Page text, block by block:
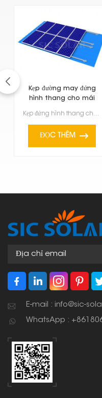
Kẹp đường may đứng
hình thang cho mái
Kẹp đứng hình thang cho mái tôn là một trong những giải pháp lắp đặt chuyên dụng để lắp đặt tấm pin ...
ĐỌC THÊM
E-mail : info@sic-
WhatsApp :